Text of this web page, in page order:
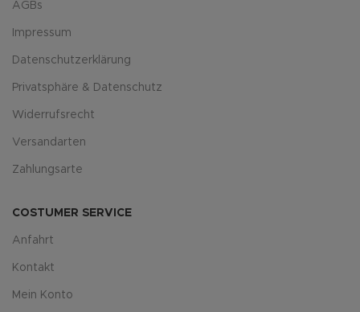
AGBs
Impressum
Datenschutzerklärung
Privatsphäre & Datenschutz
Widerrufsrecht
Versandarten
Zahlungsarte
COSTUMER SERVICE
Anfahrt
Kontakt
Mein Konto